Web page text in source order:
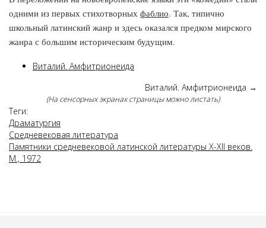
одними из первых стихотворных фаблио. Так, типично
школьный латинский жанр и здесь оказался предком мирского
жанра с большим историческим будущим.
Виталий. Амфитрионеида
Виталий. Амфитрионеида →
(На сенсорных экранах страницы можно листать)
Теги:
Драматургия
Средневековая литература
Памятники средневековой латинской литературы Х-ХII веков.
М., 1972